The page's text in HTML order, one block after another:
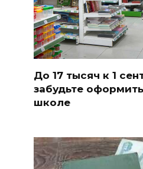
До 17 тысяч к 1
забудьте
школе